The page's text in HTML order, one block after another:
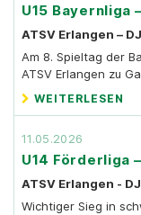
U15 Bayernliga
ATSV Erlangen –
Am 8. Spieltag der
ATSV Erlangen zu
WEITERLESEN
11.05.2026
U14 Förderliga
ATSV Erlangen -
Wichtiger Sieg in